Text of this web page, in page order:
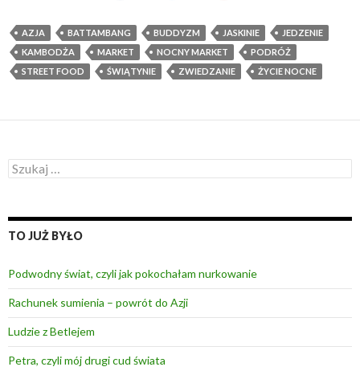
AZJA BATTAMBANG BUDDYZM JASKINIE
JEDZENIE
KAMBODŻA
MARKET NOCNY MARKET
PODRÓŻ
STREET FOOD
ŚWIĄTYNIE ZWIEDZANIE ŻYCIE NOCNE
S
z
a
TO JUŻ BYŁO
Podwodny świat, czyli jak pokochałam nurkowanie
Rachunek sumienia – powrót do Azji
Ludzie z Betlejem
Petra, czyli mój drugi cud świata